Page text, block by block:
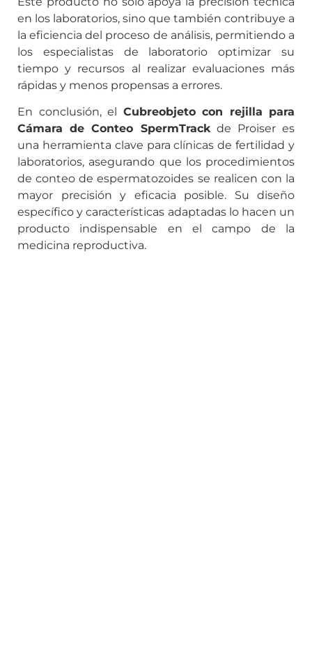
en los laboratorios, sino que también contribuye a
la eficiencia del proceso de análisis, permitiendo a
los especialistas de laboratorio optimizar su
tiempo y recursos al realizar evaluaciones más
rápidas y menos propensas a errores.
En conclusión, el Cubreobjeto con rejilla para
Cámara de Conteo SpermTrackde Proiser es
una herramienta clave para clínicas de fertilidad y
laboratorios, asegurando que los procedimientos
de conteo de espermatozoides se realicen con la
mayor precisión y eficacia posible. Su diseño
específico y características adaptadas lo hacen un
producto indispensable en el campo de la
medicina reproductiva.